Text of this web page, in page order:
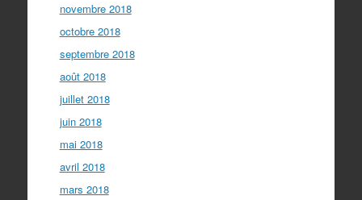
novembre 2018
octobre 2018
septembre 2018
août 2018
juillet 2018
juin 2018
mai 2018
avril 2018
mars 2018